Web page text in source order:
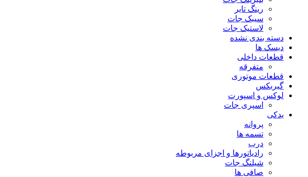
رینگ تایر
سیبک جات
لاستیک جات
دسته بندی نشده
دیسک ها
قطعات داخلی
متفرقه
قطعات موتوری
گیربکس
لوکس و اسپورت
اسپری جات
یدکی
پروانه
تسمه ها
درب
رادیاتورها و اجزای مربوطه
شیلنگ جات
صافی ها